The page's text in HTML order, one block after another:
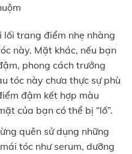
lối trang điểm nhẹ nhàng
này. Mặt khác, nếu bạn
phong cách trưởng
tóc này chưa thực sự phù
đậm kết hợp màu
của bạn có thể bị “lố”.
quên sử dụng những
tóc như serum, dưỡng